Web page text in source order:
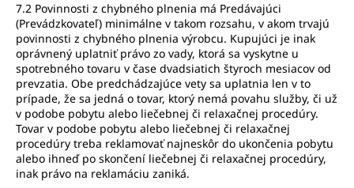
7.2 Povinnosti z chybného plnenia má Predávajúci
(Prevádzkovateľ) minimálne v takom rozsahu, v akom trvajú
povinnosti z chybného plnenia výrobcu. Kupujúci je inak
oprávnený uplatniť právo zo vady, ktorá sa vyskytne u
spotrebného tovaru v čase dvadsiatich štyroch mesiacov od
prevzatia. Obe predchádzajúce vety sa uplatnia len v to
prípade, že sa jedná o tovar, ktorý nemá povahu služby, či už
v podobe pobytu alebo liečebnej či relaxačnej procedúry.
Tovar v podobe pobytu alebo liečebnej či relaxačnej
procedúry treba reklamovať najneskôr do ukončenia pobytu
alebo ihneď po skončení liečebnej či relaxačnej procedúry,
inak právo na reklamáciu zaniká.